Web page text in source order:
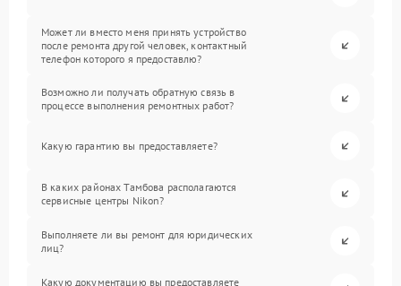
Может ли вместо меня принять устройство
после ремонта другой человек, контактный
телефон которого я предоставлю?
Возможно ли получать обратную связь в
процессе выполнения ремонтных работ?
Какую гарантию вы предоставляете?
В каких районах Тамбова располагаются
сервисные центры Nikon?
Выполняете ли вы ремонт для юридических
лиц?
Какую документацию вы предоставляете